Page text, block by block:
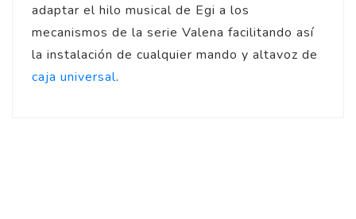
adaptar el hilo musical de Egi a los
mecanismos de la serie Valena facilitando así
la instalación de cualquier mando y altavoz de
caja universal.